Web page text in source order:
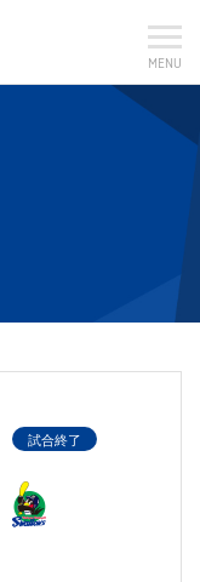
MENU
試合終了